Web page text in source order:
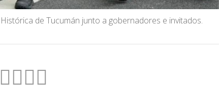
de Tucumán junto a gobernadores e invitados.